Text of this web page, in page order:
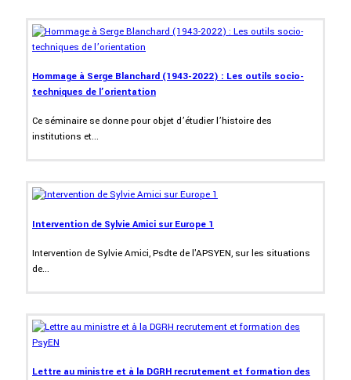
Hommage à Serge Blanchard (1943-2022) : Les outils socio-
techniques de l’orientation
Ce séminaire se donne pour objet d’étudier l’histoire des
institutions et...
Intervention de Sylvie Amici sur Europe 1
Intervention de Sylvie Amici, Psdte de l'APSYEN, sur les situations
de...
Lettre au ministre et à la DGRH recrutement et formation des